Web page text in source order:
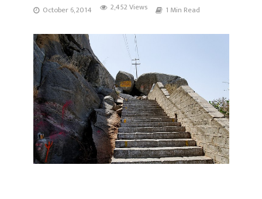
October 6, 2014 2,452 Views 1 Min Read